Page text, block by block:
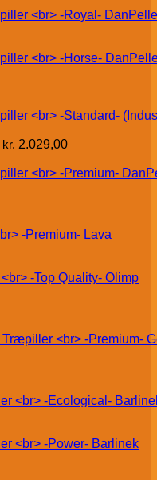
kr. 2.029,00
Lava
Olimp
Barlinek